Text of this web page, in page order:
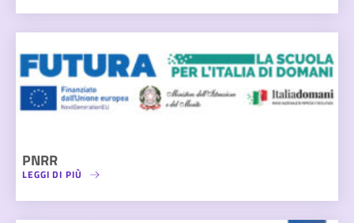
PNRR
LEGGI DI PIÙ